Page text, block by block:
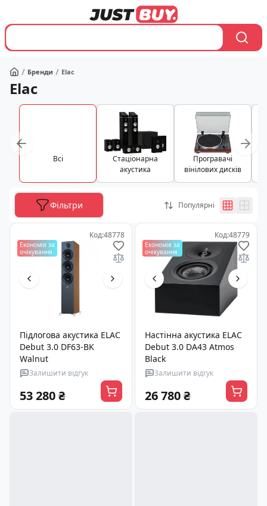
Головна
/ Бренди / Elac
Elac
Вcі
Стаціонарна
акустика
Програвачі
вінілових дисків
Фільтри Популярні
Код:48778
Економія за
очікування
Підлогова акустика ELAC
Debut 3.0 DF63-BK
Walnut
Залишити відгук
53 280 ₴
Код:48779
Економія за
очікування
Настінна акустика ELAC
Debut 3.0 DA43 Atmos
Black
Залишити відгук
26 780 ₴